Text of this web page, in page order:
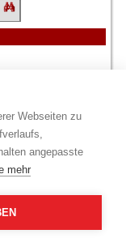
Webseiten zu
angepasste
mehr
Dachgeschoss,
Angaben ohne Gewähr.